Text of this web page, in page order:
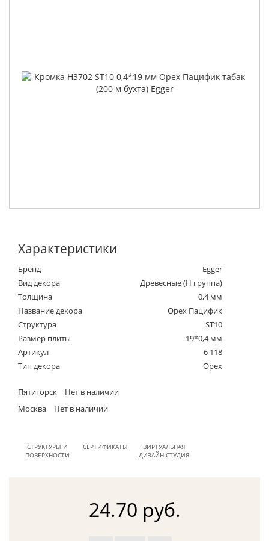
Характеристики
Бренд
Egger
Вид декора
Древесные (Н группа)
Толщина
0,4 мм
Название декора
Орех Пацифик
Структура
ST10
Размер плиты
19*0,4 мм
Артикул
6 118
Тип декора
Орех
Пятигорск
Нет в наличии
Москва
Нет в наличии
СТРУКТУРЫ И
ПОВЕРХНОСТИ
СЕРТИФИКАТЫ
ВИРТУАЛЬНАЯ
ДИЗАЙН СТУДИЯ
24.70 руб.